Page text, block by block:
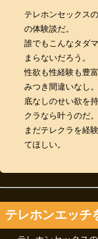
テレホンセックス
の体験談だ。
誰でもこんなタダ
まらないだろう。
性欲も性経験も豊
みつき間違いなし。
底なしのせい欲を
クラなら叶うのだ。
まだテレクラを経
てほしい。
テレホンエッ